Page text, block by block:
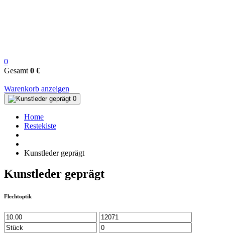
0
Gesamt 0 €
Warenkorb anzeigen
Home
Restekiste
Kunstleder geprägt
Kunstleder geprägt
Flechtoptik